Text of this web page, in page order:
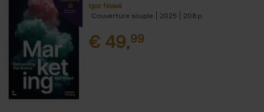
Igor Nowé
Couverture souple
2025 208
€ 49,99